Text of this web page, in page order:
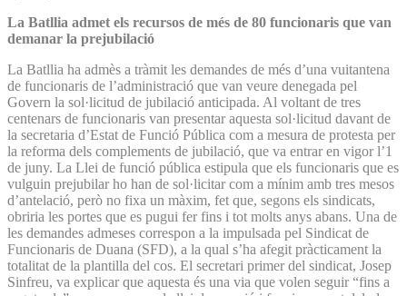
La Batllia admet els recursos de més de 80 funcionaris que van
demanar la prejubilació
La Batllia ha admès a tràmit les demandes de més d’una vuitantena
de funcionaris de l’administració que van veure denegada pel
Govern la sol·licitud de jubilació anticipada. Al voltant de tres
centenars de funcionaris van presentar aquesta sol·licitud davant de
la secretaria d’Estat de Funció Pública com a mesura de protesta per
la reforma dels complements de jubilació, que va entrar en vigor l’1
de juny. La Llei de funció pública estipula que els funcionaris que es
vulguin prejubilar ho han de sol·licitar com a mínim amb tres mesos
d’antelació, però no fixa un màxim, fet que, segons els sindicats,
obriria les portes que es pugui fer fins i tot molts anys abans. Una de
les demandes admeses correspon a la impulsada pel Sindicat de
Funcionaris de Duana (SFD), a la qual s’ha afegit pràcticament la
totalitat de la plantilla del cos. El secretari primer del sindicat, Josep
Sinfreu, va explicar que aquesta és una via que volen seguir “fins a